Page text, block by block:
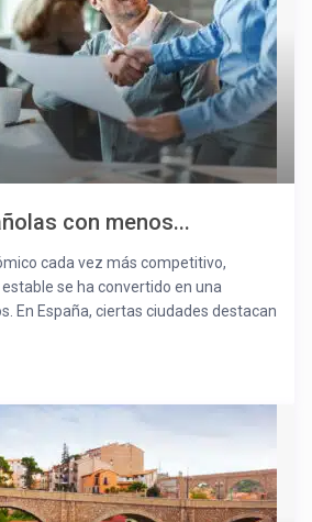
con menos...
cada vez más competitivo,
se ha convertido en una
En España, ciertas ciudades destacan